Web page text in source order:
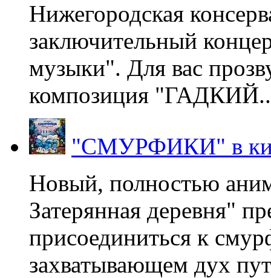
Нижегородская
заключительный
музыки". Для вас
композиция
"СМУРФИКИ" в
Новый, полностью
Затерянная деревня"
присоединиться к
захватывающем дух